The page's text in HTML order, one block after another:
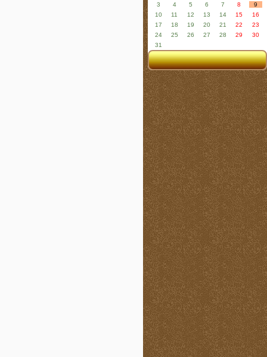
3
4 5 6 7 8
9
10
11 12 13 14 15
16
17
18 19 20 21 22
23
24
25 26 27 28 29
30
31